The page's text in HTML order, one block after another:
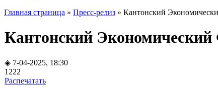
Главная страница » Пресс-релиз » Кантонский
Кантонский
◈ 7-04-2025, 18:30
1222
Распечатать